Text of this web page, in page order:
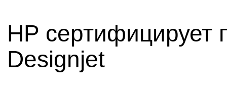
HP сертифицирует
Designjet